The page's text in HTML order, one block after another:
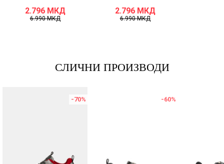
2.796 МКД
6.990МКД
2.796 МКД
6.990МКД
СЛИЧНИ ПРОИЗВОДИ
-70% -60%